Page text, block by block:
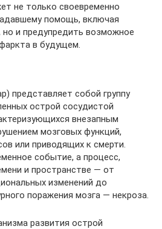
не только своевременно
помощь, включая
но и предупредить возможное
в будущем.
представляет собой группу
острой сосудистой
внезапным
мозговых функций,
или приводящих к смерти.
событие, а процесс,
и пространстве — от
изменений до
поражения мозга — некроза.
развития острой